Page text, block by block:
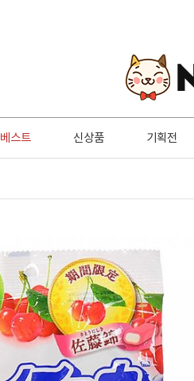
베스트 신상품 기획전